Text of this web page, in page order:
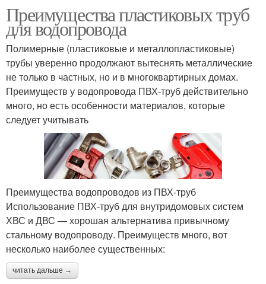
Преимущества пластиковых труб
для водопровода
Полимерные (пластиковые и металлопластиковые)
трубы уверенно продолжают вытеснять металлические
не только в частных, но и в многоквартирных домах.
Преимуществ у водопровода ПВХ-труб действительно
много, но есть особенности материалов, которые
следует учитывать
Преимущества водопроводов из ПВХ-труб
Использование ПВХ-труб для внутридомовых систем
ХВС и ДВС — хорошая альтернатива привычному
стальному водопроводу. Преимуществ много, вот
несколько наиболее существенных:
читать дальше →